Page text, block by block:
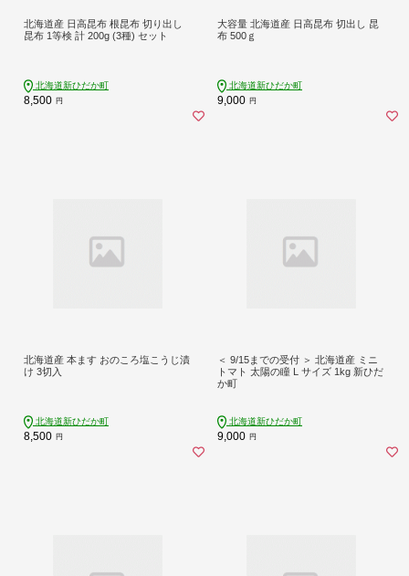
北海道産 日高昆布 根昆布 切り出し
昆布 1等検 計 200g (3種) セット
北海道新ひだか町
8,500 円
大容量 北海道産 日高昆布 切出し 昆
布 500ｇ
北海道新ひだか町
9,000 円
北海道産 本ます おのころ塩こうじ漬
け 3切入
北海道新ひだか町
8,500 円
＜ 9/15までの受付 ＞ 北海道産 ミニ
トマト 太陽の瞳 L サイズ 1kg 新ひだ
か町
北海道新ひだか町
9,000 円